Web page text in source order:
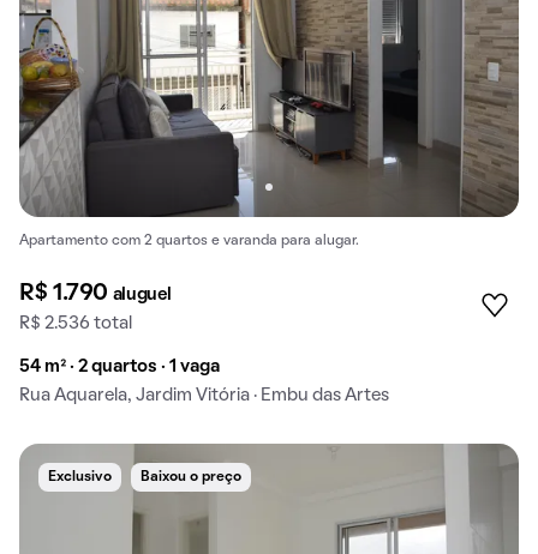
Apartamento com 2 quartos e varanda para alugar.
R$ 1.790 aluguel
R$ 2.536 total
54 m² · 2 quartos · 1 vaga
Rua Aquarela, Jardim Vitória · Embu das Artes
Exclusivo Baixou o preço